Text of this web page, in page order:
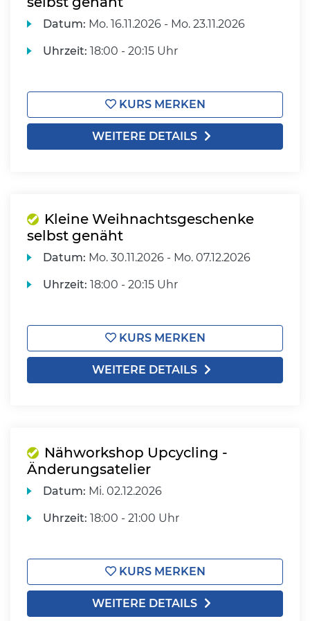
Datum: Mo. 16.11.2026 - Mo. 23.11.2026
Uhrzeit: 18:00 - 20:15 Uhr
KURS MERKEN
WEITERE DETAILS
Kleine Weihnachtsgeschenke
selbst genäht
Datum: Mo. 30.11.2026 - Mo. 07.12.2026
Uhrzeit: 18:00 - 20:15 Uhr
KURS MERKEN
WEITERE DETAILS
Nähworkshop Upcycling -
Änderungsatelier
Datum: Mi. 02.12.2026
Uhrzeit: 18:00 - 21:00 Uhr
KURS MERKEN
WEITERE DETAILS